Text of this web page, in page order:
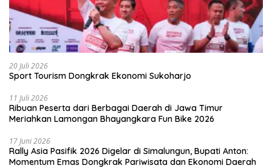
20 Juli 2026
Sport Tourism Dongkrak Ekonomi Sukoharjo
11 Juli 2026
Ribuan Peserta dari Berbagai Daerah di Jawa Timur
Meriahkan Lamongan Bhayangkara Fun Bike 2026
17 Juni 2026
Rally Asia Pasifik 2026 Digelar di Simalungun, Bupati Anton:
Momentum Emas Dongkrak Pariwisata dan Ekonomi Daerah